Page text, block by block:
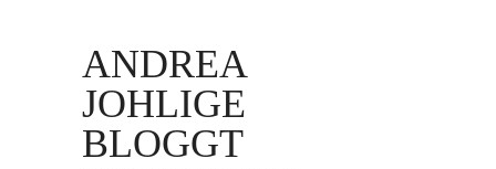
ANDREA
JOHLIGE
BLOGGT